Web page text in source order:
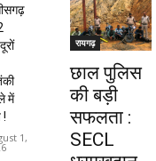
में
!
1,
रायगढ़
छाल पुलिस
की बड़ी
सफलता :
SECL